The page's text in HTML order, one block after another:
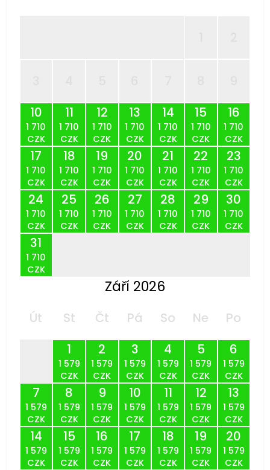
10
1 710
CZK
11
1 710
CZK
12
1 710
CZK
13
1 710
CZK
14
1 710
CZK
15
1 710
CZK
16
1 710
CZK
17
1 710
CZK
18
1 710
CZK
19
1 710
CZK
20
1 710
CZK
21
1 710
CZK
22
1 710
CZK
23
1 710
CZK
24
1 710
CZK
25
1 710
CZK
26
1 710
CZK
27
1 710
CZK
28
1 710
CZK
29
1 710
CZK
30
1 710
CZK
31
1 710
CZK
Září 2026
Út St Čt Pá So Ne
Po
1
1 579
CZK
2
1 579
CZK
3
1 579
CZK
4
1 579
CZK
5
1 579
CZK
6
1 579
CZK
7
1 579
CZK
8
1 579
CZK
9
1 579
CZK
10
1 579
CZK
11
1 579
CZK
12
1 579
CZK
13
1 579
CZK
14
1 579
CZK
15
1 579
CZK
16
1 579
CZK
17
1 579
CZK
18
1 579
CZK
19
1 579
CZK
20
1 579
CZK